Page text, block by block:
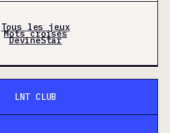
Tous les jeux
Mots croisés
DevineStar
LNT CLUB